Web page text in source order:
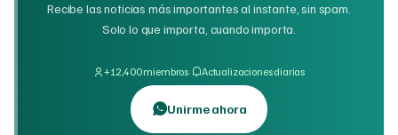
Recibe las noticias más importantes al instante, sin spam.
Solo lo que importa, cuando importa.
+12,400 miembros· Actualizaciones diarias
Unirme ahora